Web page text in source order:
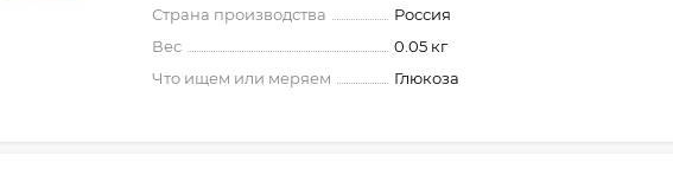
Страна производства
Россия
Вес
0.05 кг
Что ищем или меряем
Глюкоза